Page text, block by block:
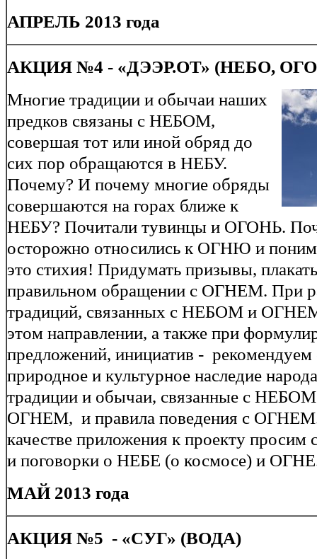
АПРЕЛЬ 2013 года
АКЦИЯ №4 - «ДЭЭР.ОТ» (НЕБО,
Многие традиции и обычаи наших
предков связаны с НЕБОМ,
совершая тот или иной обряд до
сих пор обращаются в НЕБУ.
Почему? И почему многие обряды
совершаются на горах ближе к
НЕБУ? Почитали тувинцы и ОГОНЬ.
осторожно относились к ОГНЮ и
это стихия! Придумать призывы,
правильном обращении с ОГНЕМ. При
традиций, связанных с НЕБОМ и
этом направлении, а также при
предложений, инициатив - рекомендуем
природное и культурное наследие
традиции и обычаи, связанные с
ОГНЕМ, и правила поведения с
качестве приложения к проекту просим
и поговорки о НЕБЕ (о космосе) и
МАЙ 2013 года
АКЦИЯ №5 - «СУГ» (ВОДА)